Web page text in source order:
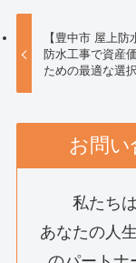
【豊中市 屋上防
防水工事で資産
ための最適な選
お問い
私たち
あなたの人